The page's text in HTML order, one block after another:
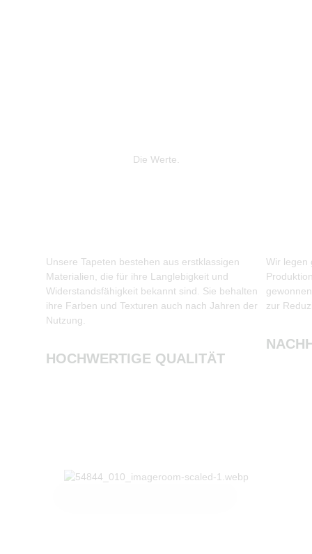
Die Werte.
Unsere Tapeten bestehen aus erstklassigen
Materialien, die für ihre Langlebigkeit und
Widerstandsfähigkeit bekannt sind. Sie behalten
ihre Farben und Texturen auch nach Jahren der
Nutzung.
HOCHWERTIGE QUALITÄT
Wir legen
zur